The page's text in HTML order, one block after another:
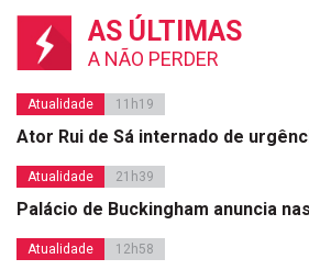
AS ÚLTIMAS
A NÃO PERDER
Atualidade 11h19
Ator Rui de Sá internado de
Atualidade 21h39
Palácio de Buckingham anuncia
Atualidade 12h58